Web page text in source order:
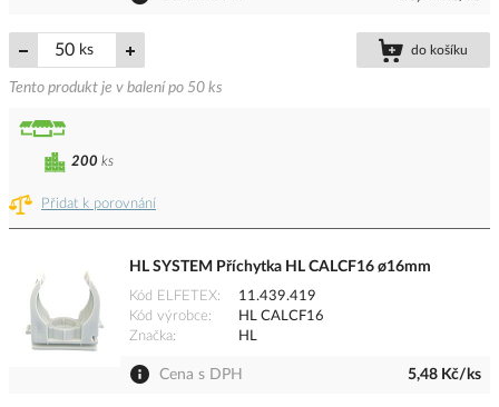
ks do košíku
Tento produkt je v balení po 50 ks
Přidat k porovnání
200 ks
HL SYSTEM Příchytka HL CALCF16 ø16mm
Kód ELFETEX
11.439.419
Kód výrobce
HL CALCF16
Značka
HL
Cena s DPH 5,48 Kč/ks